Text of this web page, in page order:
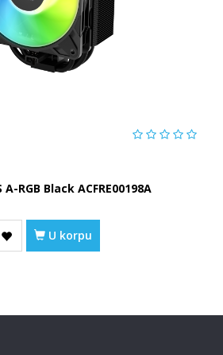
RGB Black ACFRE00198A
U korpu